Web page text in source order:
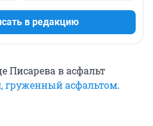
в редакцию
Писарева в асфальт
груженный асфальтом.